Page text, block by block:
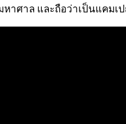
าศาล และถือว่าเป็นแคมเ